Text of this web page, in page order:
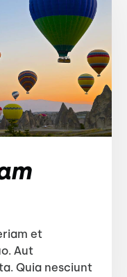
et
Aut
Quia nesciunt